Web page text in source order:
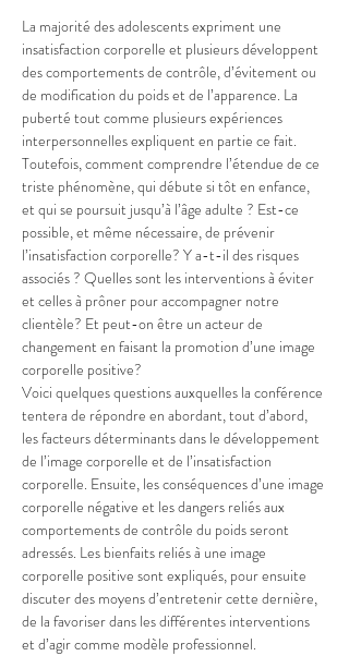
La majorité des adolescents expriment une
insatisfaction corporelle et plusieurs développent
des comportements de contrôle, d’évitement ou
de modification du poids et de l’apparence. La
puberté tout comme plusieurs expériences
interpersonnelles expliquent en partie ce fait.
Toutefois, comment comprendre l’étendue de ce
triste phénomène, qui débute si tôt en enfance,
et qui se poursuit jusqu’à l’âge adulte ? Est-ce
possible, et même nécessaire, de prévenir
l’insatisfaction corporelle? Y a-t-il des risques
associés ? Quelles sont les interventions à éviter
et celles à prôner pour accompagner notre
clientèle? Et peut-on être un acteur de
changement en faisant la promotion d’une image
corporelle positive?
Voici quelques questions auxquelles la conférence
tentera de répondre en abordant, tout d’abord,
les facteurs déterminants dans le développement
de l’image corporelle et de l’insatisfaction
corporelle. Ensuite, les conséquences d’une image
corporelle négative et les dangers reliés aux
comportements de contrôle du poids seront
adressés. Les bienfaits reliés à une image
corporelle positive sont expliqués, pour ensuite
discuter des moyens d’entretenir cette dernière,
de la favoriser dans les différentes interventions
et d’agir comme modèle professionnel.